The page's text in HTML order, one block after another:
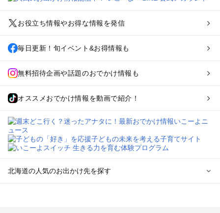
お役立ち情報やお得な情報を発信
毎日更新！旬イベント&お得情報も
無料招待企画や話題のおでかけ情報も
オススメおでかけ情報を動画で紹介！
北海道の人気のお出かけ先を探す